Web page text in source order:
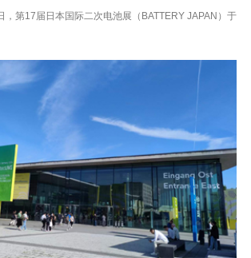
第17届日本国际二次电池展（BATTERY JAPAN）于